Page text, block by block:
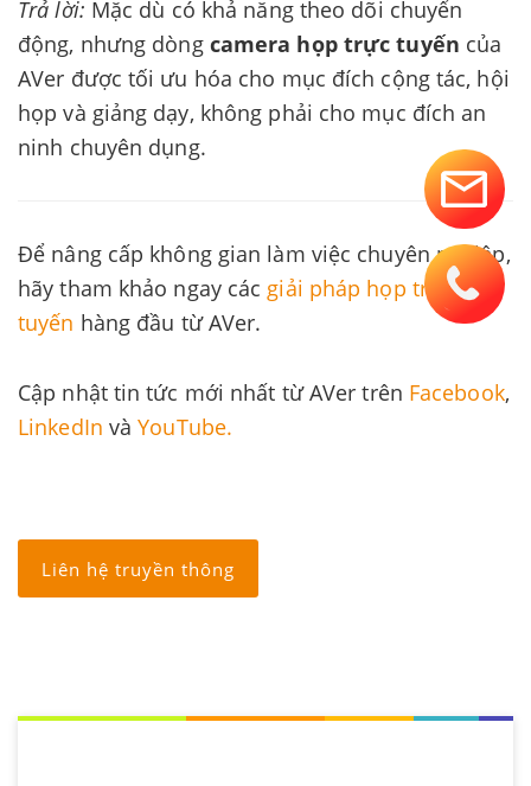
Trả lời: Mặc dù có khả năng theo dõi chuyển
động, nhưng dòng camera họp trực tuyến của
AVer được tối ưu hóa cho mục đích cộng tác, hội
họp và giảng dạy, không phải cho mục đích an
ninh chuyên dụng.
Để nâng cấp không gian làm việc chuyên nghiệp,
hãy tham khảo ngay các giải pháp họp trực
tuyến hàng đầu từ AVer.
Cập nhật tin tức mới nhất từ AVer trên Facebook,
LinkedIn vàYouTube.
Liên hệ truyền thông